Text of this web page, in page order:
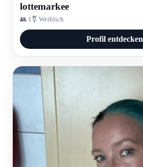
lottemarkee
👥 1 ⚧ Weiblich
Profil entdecken